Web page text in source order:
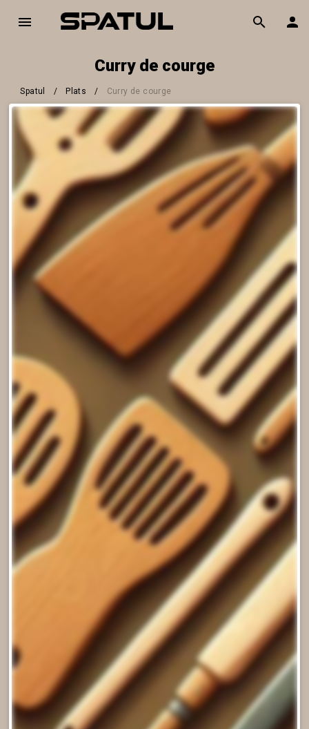
Curry de courge
Spatul / Plats / Curry de courge